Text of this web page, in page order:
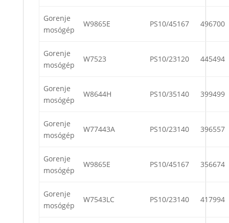
Gorenje
mosógép
W9865E PS10/45167 496700
Gorenje
mosógép
W7523 PS10/23120 445494
Gorenje
mosógép
W8644H PS10/35140 399499
Gorenje
mosógép
W77443A PS10/23140 396557
Gorenje
mosógép
W9865E PS10/45167 356674
Gorenje
mosógép
W7543LC PS10/23140 417994